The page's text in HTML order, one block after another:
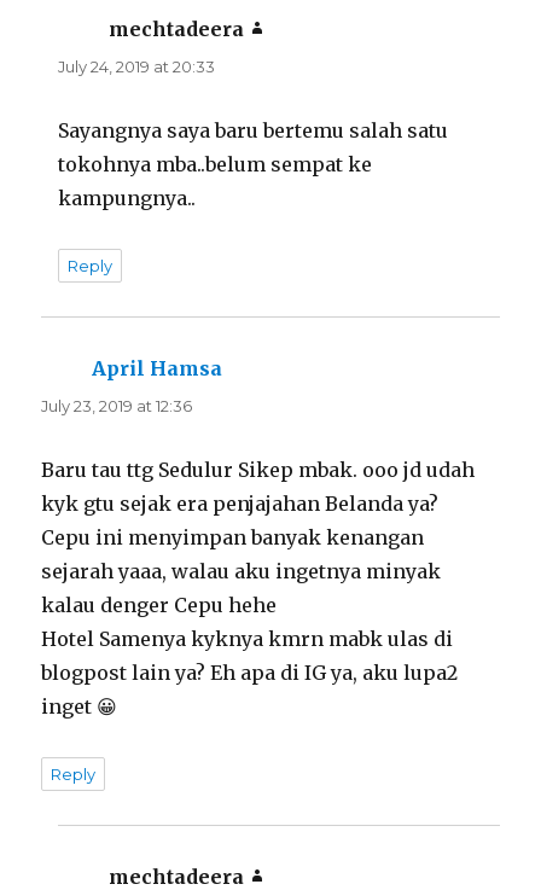
mechtadeera
July 24, 2019 at 20:33
Sayangnya saya baru bertemu salah satu
tokohnya mba..belum sempat ke
kampungnya..
Reply
April Hamsa
July 23, 2019 at 12:36
Baru tau ttg Sedulur Sikep mbak. ooo jd udah
kyk gtu sejak era penjajahan Belanda ya?
Cepu ini menyimpan banyak kenangan
sejarah yaaa, walau aku ingetnya minyak
kalau denger Cepu hehe
Hotel Samenya kyknya kmrn mabk ulas di
blogpost lain ya? Eh apa di IG ya, aku lupa2
inget 😀
Reply
mechtadeera